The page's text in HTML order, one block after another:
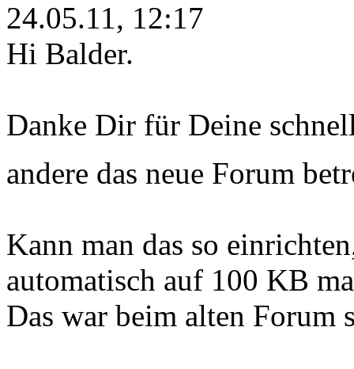
24.05.11, 12:17
Hi Balder.
Danke Dir für Deine
andere das neue Forum
Kann man das so
automatisch auf 100 KB
Das war beim alten Forum